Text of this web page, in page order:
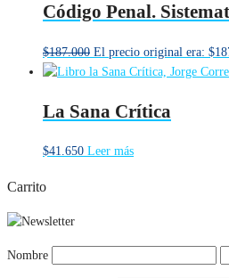
Código Penal.
$187.000 El precio original era:
La Sana Crítica
$41.650 Leer más
Carrito
Nombre